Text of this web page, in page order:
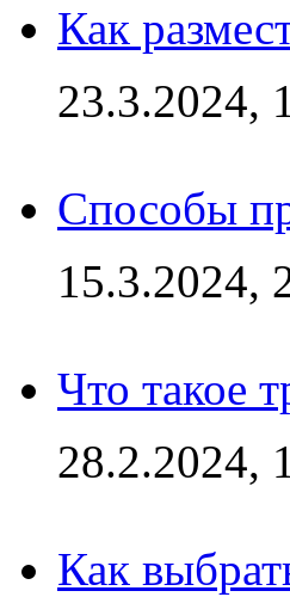
Как
23.3.2024,
Способы
15.3.2024,
Что такое
28.2.2024,
Как